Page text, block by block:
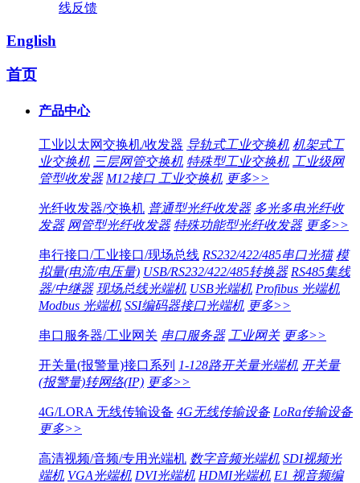
线反馈
English
首页
产品中心
工业以太网交换机/收发器 导轨式工业交换机 机架式工
业交换机 三层网管交换机 特殊型工业交换机 工业级网
管型收发器 M12接口 工业交换机 更多>>
光纤收发器/交换机 普通型光纤收发器 多光多电光纤收
发器 网管型光纤收发器 特殊功能型光纤收发器 更多>>
串行接口/工业接口/现场总线 RS232/422/485串口光猫 模
拟量(电流/电压量) USB/RS232/422/485转换器 RS485集线
器/中继器 现场总线光端机 USB光端机 Profibus 光端机
Modbus 光端机 SSI编码器接口光端机 更多>>
串口服务器/工业网关 串口服务器 工业网关 更多>>
开关量(报警量)接口系列 1-128路开关量光端机 开关量
(报警量)转网络(IP) 更多>>
4G/LORA 无线传输设备 4G无线传输设备 LoRa传输设备
更多>>
高清视频/音频/专用光端机 数字音频光端机 SDI视频光
端机 VGA光端机 DVI光端机 HDMI光端机 E1 视音频编